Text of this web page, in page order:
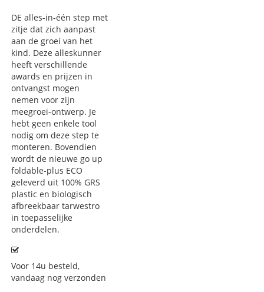
DE alles-in-één step met
zitje dat zich aanpast
aan de groei van het
kind. Deze alleskunner
heeft verschillende
awards en prijzen in
ontvangst mogen
nemen voor zijn
meegroei-ontwerp. Je
hebt geen enkele tool
nodig om deze step te
monteren. Bovendien
wordt de nieuwe go up
foldable-plus ECO
geleverd uit 100% GRS
plastic en biologisch
afbreekbaar tarwestro
in toepasselijke
onderdelen.
Voor 14u besteld,
vandaag nog verzonden